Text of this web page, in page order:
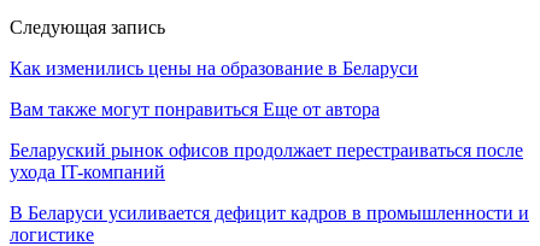
Следующая запись
Как изменились цены на образование в Беларуси
Вам также могут понравиться Еще от автора
Беларуский рынок офисов продолжает перестраиваться после
ухода IT-компаний
В Беларуси усиливается дефицит кадров в промышленности и
логистике